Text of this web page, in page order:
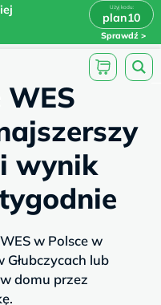
plan10
Sprawdź
plan10 x
wynik
w Polsce w
lub
domu przez